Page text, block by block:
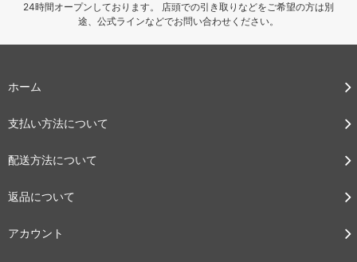
24時間オープンしております。 店頭での引き取りなどをご希望の方は別
途、公式ラインなどでお問い合わせください。
ホーム
支払い方法について
配送方法について
返品について
アカウント